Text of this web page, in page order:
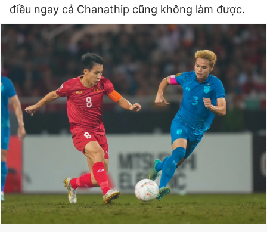
điều ngay cả Chanathip cũng không làm được.